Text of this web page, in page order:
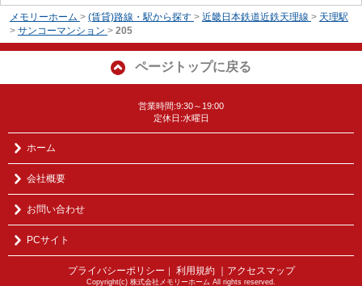
メモリーホーム > (賃貸)路線・駅から探す > 近畿日本鉄道近鉄天理線 > 天理駅
> サンコーマンション > 205
ページトップに戻る
営業時間:9:30～19:00
定休日:水曜日
ホーム
会社概要
お問い合わせ
PCサイト
プライバシーポリシー ｜ 利用規約 ｜アクセスマップ
Copyright(c) 株式会社メモリーホーム All rights reserved.